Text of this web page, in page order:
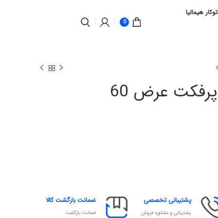
هیمالیا
0
عرض 60
پشتیبانی تخصصی
پشتیبانی و مشاوره فروش
ضمانت بازگشت کالا
ضمانت بازگشت